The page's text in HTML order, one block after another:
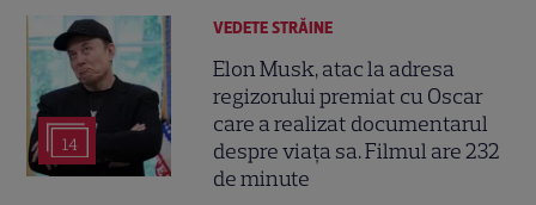
14
VEDETE STRĂINE
Elon Musk, atac la adresa
regizorului premiat cu Oscar
care a realizat documentarul
despre viața sa. Filmul are 232
de minute